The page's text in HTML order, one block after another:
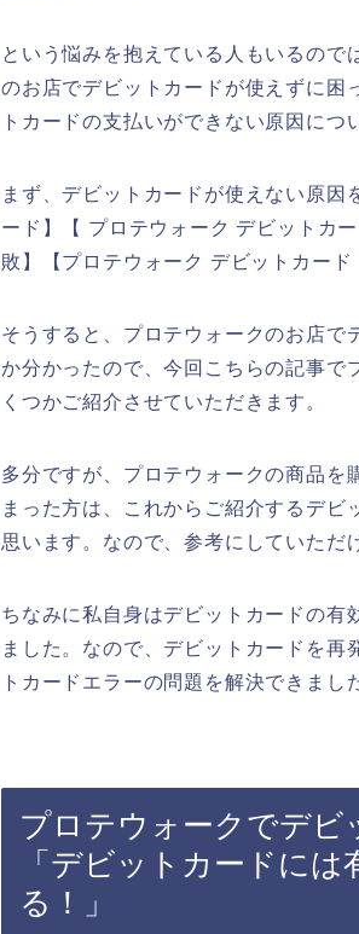
という悩みを抱えている人もいるので
のお店でデビットカードが使えずに困
トカードの支払いができない原因につ
まず、デビットカードが使えない原因
ード】【 プロテウォーク デビット
敗】【プロテウォーク デビットカー
そうすると、プロテウォークのお店で
か分かったので、今回こちらの記事で
くつかご紹介させていただきます。
多分ですが、プロテウォークの商品を
まった方は、これからご紹介するデビ
思います。なので、参考にしていただ
ちなみに私自身はデビットカードの有
ました。なので、デビットカードを再
トカードエラーの問題を解決できまし
プロテウォークでデビ
「デビットカードに
る！」